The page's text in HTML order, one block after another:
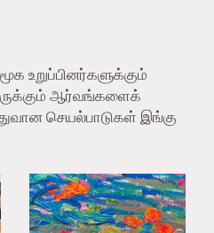
உறுப்பினர்களுக்கும்
ஆர்வங்களைக்
செயல்பாடுகள் இங்கு